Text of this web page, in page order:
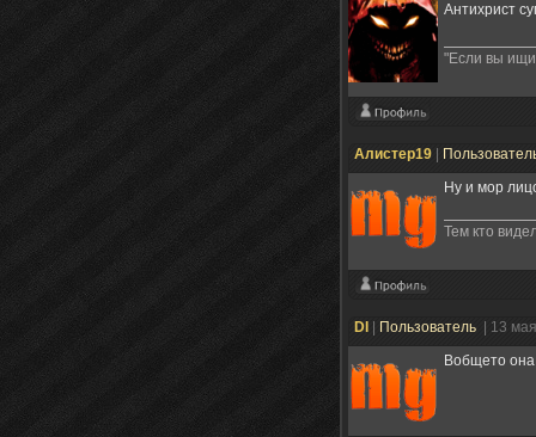
Антихрист
"Если вы
Алистер19
Ну и мор
Тем кто
DI Пользователь
| 13
Вобщето